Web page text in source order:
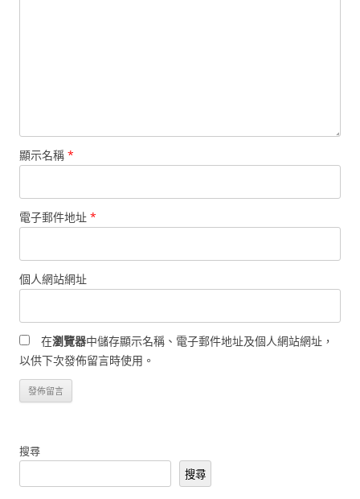
顯示名稱 *
電子郵件地址 *
個人網站網址
在瀏覽器中儲存顯示名稱、電子郵件地址及個人網站網址，
以供下次發佈留言時使用。
搜尋
搜尋